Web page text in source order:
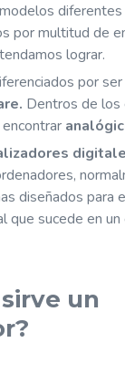
por multitud de
lograr.
por
Dentros de los
diseñados para
que sucede en un
un